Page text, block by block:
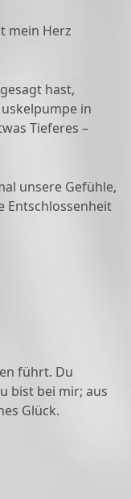
mein Herz
hast,
in
Tieferes –
unsere Gefühle,
Entschlossenheit
führt. Du
bist bei mir; aus
Glück.